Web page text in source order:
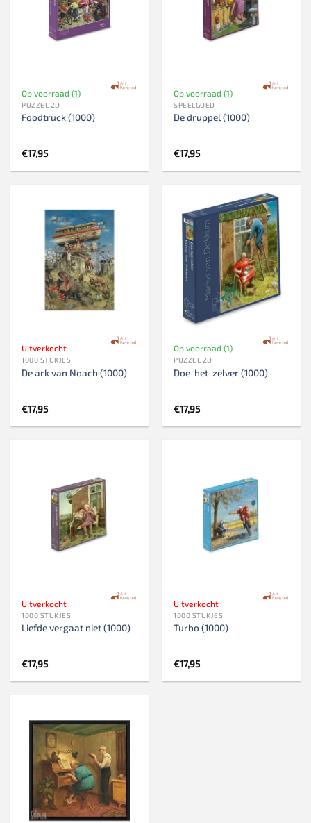
Op voorraad (1)
PUZZEL 2D
Foodtruck (1000)
€17,95
Op voorraad (1)
SPEELGOED
De druppel (1000)
€17,95
Uitverkocht
1000 STUKJES
De ark van Noach (1000)
€17,95
Op voorraad (1)
PUZZEL 2D
Doe-het-zelver (1000)
€17,95
Uitverkocht
1000 STUKJES
Liefde vergaat niet (1000)
€17,95
Uitverkocht
1000 STUKJES
Turbo (1000)
€17,95